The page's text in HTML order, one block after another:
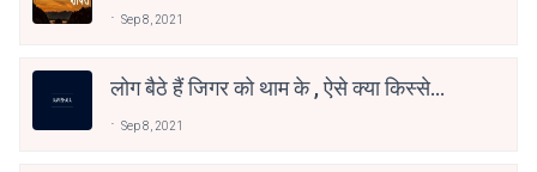
Sep 8, 2021
लोग बैठे हैं जिगर को थाम के , ऐसे क्या किस्से
Sep 8, 2021